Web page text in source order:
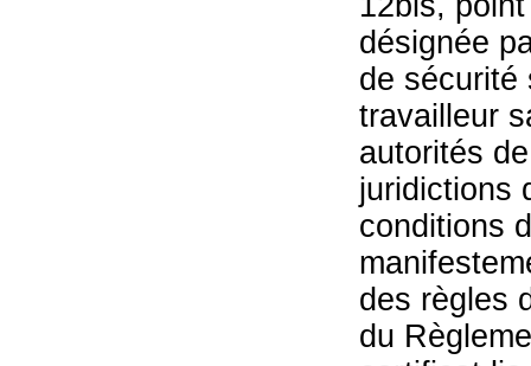
désignée
de sécurité
travailleur
autorités
juridictions
conditions
des règles
du